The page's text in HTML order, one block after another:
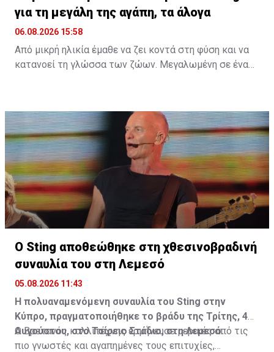
για τη μεγάλη της αγάπη, τα άλογα
06.08.2026 15:58
Από μικρή ηλικία έμαθε να ζει κοντά στη φύση και να
κατανοεί τη γλώσσα των ζώων. Μεγαλωμένη σε ένα
ταινία, ένα παιδικό όνειρο και μια βαθιά εσωτερική
ανάγκη για ελευθερία ήταν αρκετά για να γεννηθεί μια
σχέση που θα τη σημάδευε για πάντα.
Διαβάστε περισσότερα στο madamefigaro.cy
Ο Sting αποθεώθηκε στη χθεσινοβραδινή
συναυλία του στη Λεμεσό
05.08.2026 11:43
Η πολυαναμενόμενη συναυλία του Sting στην
Κύπρο, πραγματοποιήθηκε το βράδυ της Τρίτης, 4
Αυγούστου, στο Τσίρειο Στάδιο, στη Λεμεσό.
Ο Βρετανός καλλιτέχνης ερμήνευσε μερικές από τις
πιο γνωστές και αγαπημένες τους επιτυχίες,